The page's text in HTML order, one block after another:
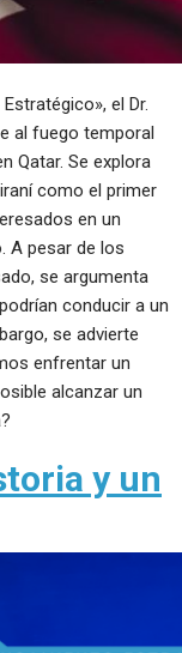
el Dr.
al fuego temporal
Qatar. Se explora
como el primer
en un
A pesar de los
se argumenta
conducir a un
se advierte
enfrentar un
alcanzar un
y un